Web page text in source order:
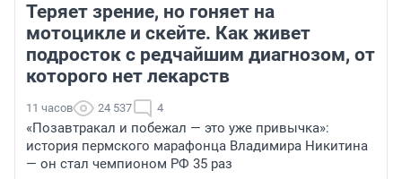
Теряет зрение, но гоняет на
мотоцикле и скейте. Как живет
подросток с редчайшим диагнозом, от
которого нет лекарств
11 часов 24 537 4
«Позавтракал и побежал — это уже привычка»:
история пермского марафонца Владимира Никитина
— он стал чемпионом РФ 35 раз